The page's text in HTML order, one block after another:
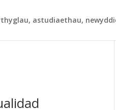
astudiaethau,